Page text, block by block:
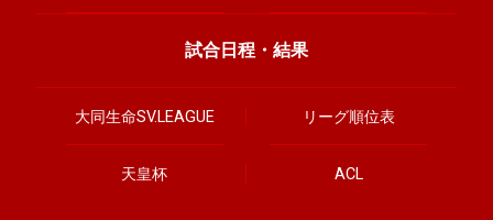
試合日程・結果
大同生命SV.LEAGUE リーグ順位表
天皇杯 ACL